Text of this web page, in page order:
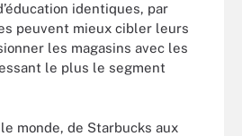
identiques, par
peuvent mieux cibler leurs
les magasins avec les
le plus le segment
monde, de Starbucks aux